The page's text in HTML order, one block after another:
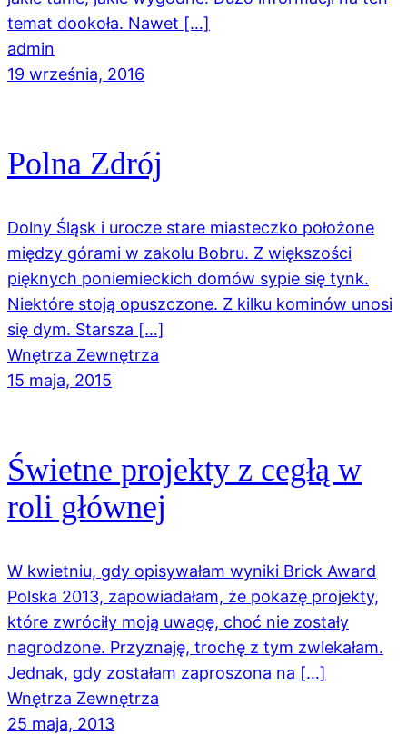
temat dookoła. Nawet […]
admin
19 września, 2016
Polna Zdrój
Dolny Śląsk i urocze stare miasteczko położone
między górami w zakolu Bobru. Z większości
pięknych poniemieckich domów sypie się tynk.
Niektóre stoją opuszczone. Z kilku kominów unosi
się dym. Starsza […]
Wnętrza Zewnętrza
15 maja, 2015
Świetne projekty z cegłą w
roli głównej
W kwietniu, gdy opisywałam wyniki Brick Award
Polska 2013, zapowiadałam, że pokażę projekty,
które zwróciły moją uwagę, choć nie zostały
nagrodzone. Przyznaję, trochę z tym zwlekałam.
Jednak, gdy zostałam zaproszona na […]
Wnętrza Zewnętrza
25 maja, 2013